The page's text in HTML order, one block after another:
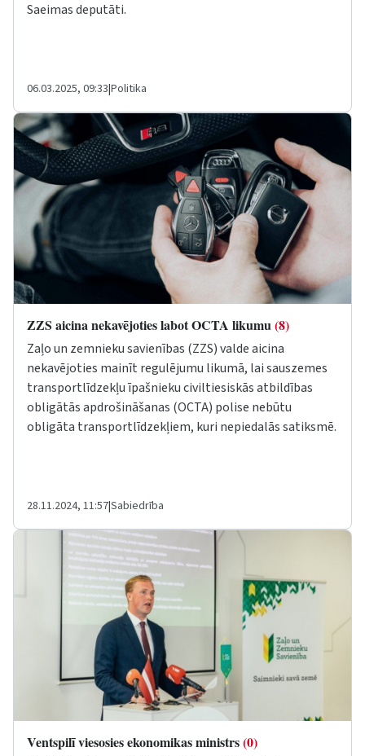
Saeimas deputāti.
06.03.2025, 09:33|Politika
ZZS aicina nekavējoties labot OCTA likumu(8)
Zaļo un zemnieku savienības (ZZS) valde aicina
nekavējoties mainīt regulējumu likumā, lai sauszemes
transportlīdzekļu īpašnieku civiltiesiskās atbildības
obligātās apdrošināšanas (OCTA) polise nebūtu
obligāta transportlīdzekļiem, kuri nepiedalās satiksmē.
28.11.2024, 11:57|Sabiedrība
Ventspilī viesosies ekonomikas ministrs(0)